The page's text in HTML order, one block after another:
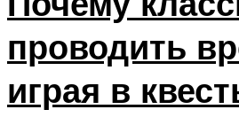
проводить
играя в